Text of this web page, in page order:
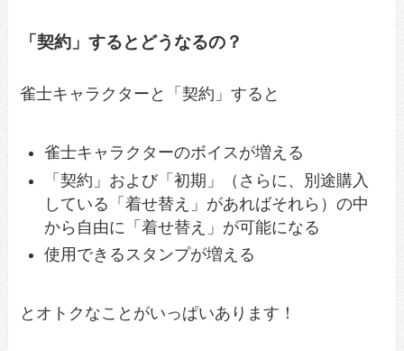
「契約」するとどうなるの？
雀士キャラクターと「契約」すると
雀士キャラクターのボイスが増える
「契約」および「初期」（さらに、別途購入
している「着せ替え」があればそれら）の中
から自由に「着せ替え」が可能になる
使用できるスタンプが増える
とオトクなことがいっぱいあります！